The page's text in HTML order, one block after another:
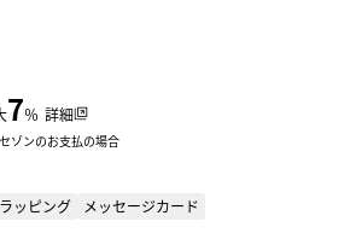
7％ 詳細
ゾンのお支払の場合
ッピング メッセージカード